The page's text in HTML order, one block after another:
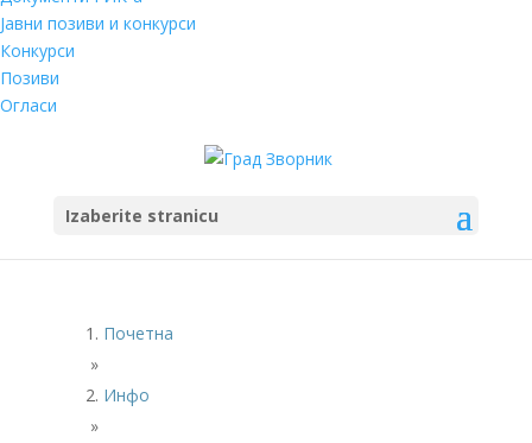
Јавни позиви и конкурси
Конкурси
Позиви
Огласи
Izaberite stranicu
Почетна
»
Инфо
»